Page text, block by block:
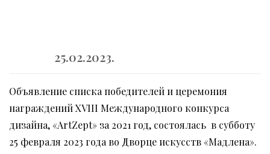
25.02.2023.
Объявление списка победителей и церемония
награждений XVIII Международного конкурса
дизайна, «ArtZept» за 2021 год, состоялась в субботу
25 февраля 2023 года во Дворце искусств «Мадлена».